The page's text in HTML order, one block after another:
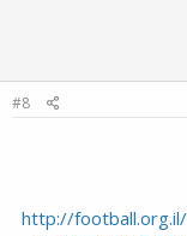
#8
http://